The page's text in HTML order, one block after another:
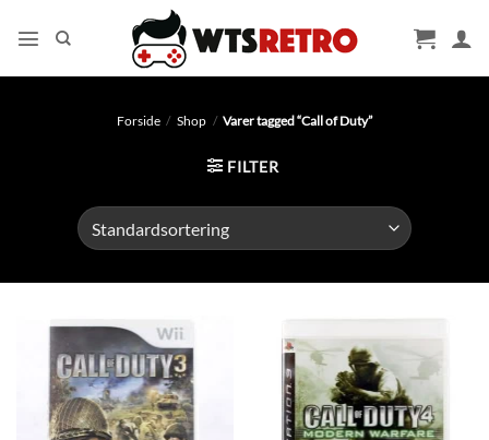
Forside / Shop / Varer tagged “Call of Duty”
FILTER